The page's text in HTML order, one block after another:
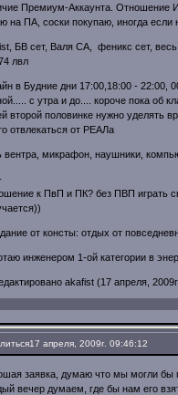
Премиум-Аккаунта.
на ПА, соски покупаю, иногда
БВ сет, Валя СА, феникс сет,
лвл
в Будние дни 17:00,18:00 - 22:00,
с утра и до.... короче пока об
второй половинке нужно уделять
отвлекаться от РЕАЛа
вентра, микрафон, наушники,
к ПвП и ПК? без ПВП играть
от консты: отдых от
инженером 1-ой категории в
akafist (17 апреля,
17 апреля, 2009г. 09:46:12
заявка, думаю что мы могли бы
вечер думаем, где бы нам его